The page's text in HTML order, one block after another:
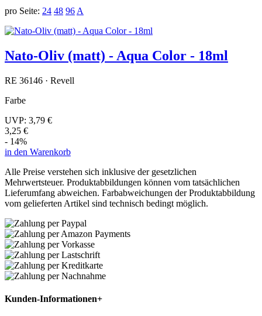
pro Seite: 24 48 96 A
Nato-Oliv (matt) - Aqua Color - 18ml
RE 36146 · Revell
Farbe
UVP: 3,79 €
3,25 €
- 14%
in den Warenkorb
Alle Preise verstehen sich inklusive der gesetzlichen
Mehrwertsteuer. Produktabbildungen können vom tatsächlichen
Lieferumfang abweichen. Farbabweichungen der Produktabbildung
vom gelieferten Artikel sind technisch bedingt möglich.
Kunden-Informationen+